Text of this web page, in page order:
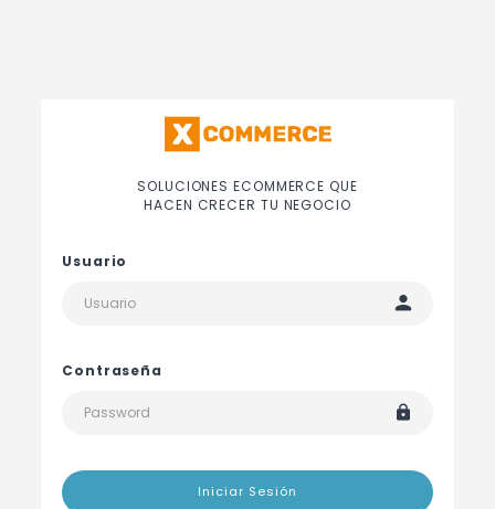
SOLUCIONES ECOMMERCE QUE
HACEN CRECER TU NEGOCIO
Usuario
Contraseña
Iniciar Sesión